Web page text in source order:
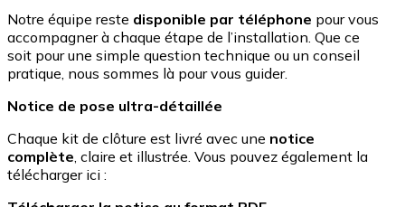
Notre équipe reste disponible par téléphone pour vous
accompagner à chaque étape de l’installation. Que ce
soit pour une simple question technique ou un conseil
pratique, nous sommes là pour vous guider.
Notice de pose ultra-détaillée
Chaque kit de clôture est livré avec une notice
complète , claire et illustrée. Vous pouvez également la
télécharger ici :